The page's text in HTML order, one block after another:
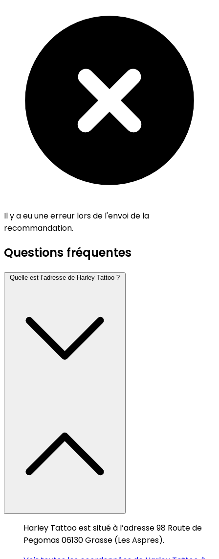
Il y a eu une erreur lors de l'envoi de la
recommandation.
Questions fréquentes
Quelle est l’adresse de Harley Tattoo ?
Harley Tattoo est situé à l’adresse 98 Route de
Pegomas 06130 Grasse (Les Aspres).